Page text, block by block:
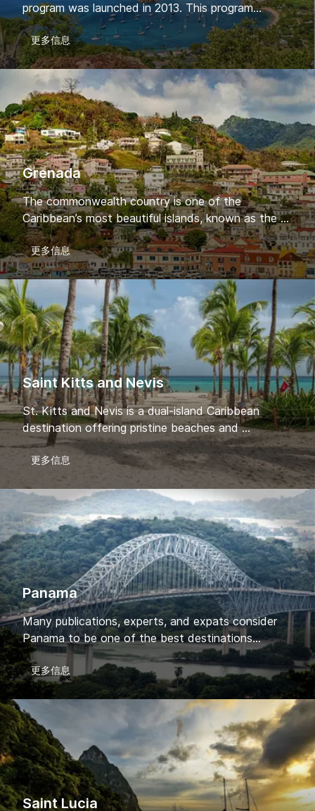
program was launched in 2013. This program...
更多信息
Grenada
The commonwealth country is one of the
Caribbean’s most beautiful islands, known as the ...
更多信息
Saint Kitts and Nevis
St. Kitts and Nevis is a dual-island Caribbean
destination offering pristine beaches and ...
更多信息
Panama
Many publications, experts, and expats consider
Panama to be one of the best destinations...
更多信息
Saint Lucia